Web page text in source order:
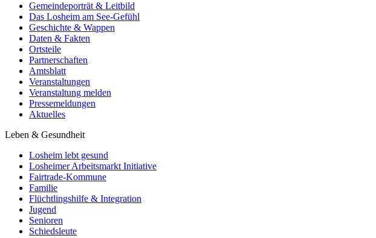
Gemeindeporträt & Leitbild
Das Losheim am See-Gefühl
Geschichte & Wappen
Daten & Fakten
Ortsteile
Partnerschaften
Amtsblatt
Veranstaltungen
Veranstaltung melden
Pressemeldungen
Aktuelles
Leben & Gesundheit
Losheim lebt gesund
Losheimer Arbeitsmarkt Initiative
Fairtrade-Kommune
Familie
Flüchtlingshilfe & Integration
Jugend
Senioren
Schiedsleute